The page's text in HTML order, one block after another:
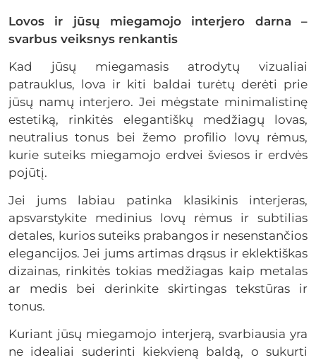
Lovos ir jūsų miegamojo interjero darna –
svarbus veiksnys renkantis
Kad jūsų miegamasis atrodytų vizualiai
patrauklus, lova ir kiti baldai turėtų derėti prie
jūsų namų interjero. Jei mėgstate minimalistinę
estetiką, rinkitės elegantiškų medžiagų lovas,
neutralius tonus bei žemo profilio lovų rėmus,
kurie suteiks miegamojo erdvei šviesos ir erdvės
pojūtį.
Jei jums labiau patinka klasikinis interjeras,
apsvarstykite medinius lovų rėmus ir subtilias
detales, kurios suteiks prabangos ir nesenstančios
elegancijos. Jei jums artimas drąsus ir eklektiškas
dizainas, rinkitės tokias medžiagas kaip metalas
ar medis bei derinkite skirtingas tekstūras ir
tonus.
Kuriant jūsų miegamojo interjerą, svarbiausia yra
ne idealiai suderinti kiekvieną baldą, o sukurti